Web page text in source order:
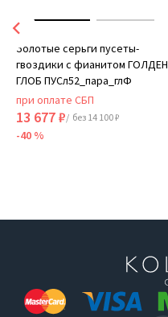
Золотые серьги пусеты-
гвоздики с фианитом ГОЛДЕН
ГЛОБ ПУСл52_пара_глФ
при оплате СБП
13 677 ₽/ без 14 100 ₽
-40 %